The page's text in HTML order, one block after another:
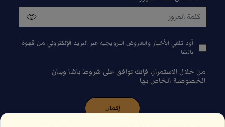
أود تلقي الأخبار والعروض الترويجية عبر البريد الإلكتروني من قهوة
باتشا
من خلال الاستمرار، فإنك توافق على شروط باشا وبيان
الخصوصية الخاص بها
إكمال